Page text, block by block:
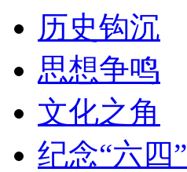
历史钩沉
思想争鸣
文化之角
纪念“六四”